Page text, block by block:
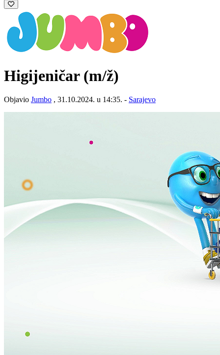
Higijeničar (m/ž)
Objavio Jumbo , 31.10.2024. u 14:35. - Sarajevo